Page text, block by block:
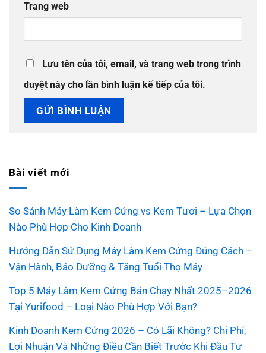
Trang web
Lưu tên của tôi, email, và trang web trong trình
duyệt này cho lần bình luận kế tiếp của tôi.
Bài viết mới
So Sánh Máy Làm Kem Cứng vs Kem Tươi – Lựa Chọn
Nào Phù Hợp Cho Kinh Doanh
Hướng Dẫn Sử Dụng Máy Làm Kem Cứng Đúng Cách –
Vận Hành, Bảo Dưỡng & Tăng Tuổi Thọ Máy
Top 5 Máy Làm Kem Cứng Bán Chạy Nhất 2025–2026
Tại Yurifood – Loại Nào Phù Hợp Với Bạn?
Kinh Doanh Kem Cứng 2026 – Có Lãi Không? Chi Phí,
Lợi Nhuận Và Những Điều Cần Biết Trước Khi Đầu Tư